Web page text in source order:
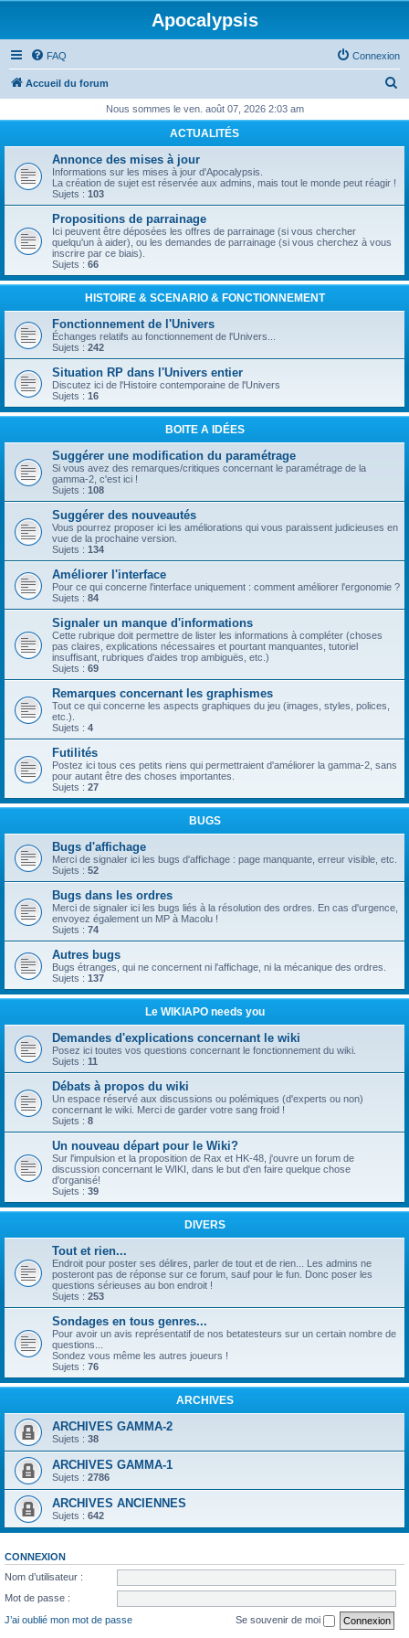
Apocalypsis
FAQ Connexion
Accueil du forum
h
r
Nous sommes le ven. août 07, 2026 2:03 am
ACTUALITÉS
Annonce des mises à jour
Informations sur les mises à jour d'Apocalypsis.
La création de sujet est réservée aux admins, mais tout le monde peut réagir !
Sujets : 103
Propositions de parrainage
Ici peuvent être déposées les offres de parrainage (si vous chercher
quelqu'un à aider), ou les demandes de parrainage (si vous cherchez à vous
inscrire par ce biais).
Sujets : 66
HISTOIRE & SCENARIO & FONCTIONNEMENT
Fonctionnement de l'Univers
Échanges relatifs au fonctionnement de l'Univers...
Sujets : 242
Situation RP dans l'Univers entier
Discutez ici de l'Histoire contemporaine de l'Univers
Sujets : 16
BOITE A IDÉES
Suggérer une modification du paramétrage
Si vous avez des remarques/critiques concernant le paramétrage de la
gamma-2, c'est ici !
Sujets : 108
Suggérer des nouveautés
Vous pourrez proposer ici les améliorations qui vous paraissent judicieuses en
vue de la prochaine version.
Sujets : 134
Améliorer l'interface
Pour ce qui concerne l'interface uniquement : comment améliorer l'ergonomie ?
Sujets : 84
Signaler un manque d'informations
Cette rubrique doit permettre de lister les informations à compléter (choses
pas claires, explications nécessaires et pourtant manquantes, tutoriel
insuffisant, rubriques d'aides trop ambiguës, etc.)
Sujets : 69
Remarques concernant les graphismes
Tout ce qui concerne les aspects graphiques du jeu (images, styles, polices,
etc.).
Sujets : 4
Futilités
Postez ici tous ces petits riens qui permettraient d'améliorer la gamma-2, sans
pour autant être des choses importantes.
Sujets : 27
BUGS
Bugs d'affichage
Merci de signaler ici les bugs d'affichage : page manquante, erreur visible, etc.
Sujets : 52
Bugs dans les ordres
Merci de signaler ici les bugs liés à la résolution des ordres. En cas d'urgence,
envoyez également un MP à Macolu !
Sujets : 74
Autres bugs
Bugs étranges, qui ne concernent ni l'affichage, ni la mécanique des ordres.
Sujets : 137
Le WIKIAPO needs you
Demandes d'explications concernant le wiki
Posez ici toutes vos questions concernant le fonctionnement du wiki.
Sujets : 11
Débats à propos du wiki
Un espace réservé aux discussions ou polémiques (d'experts ou non)
concernant le wiki. Merci de garder votre sang froid !
Sujets : 8
Un nouveau départ pour le Wiki?
Sur l'impulsion et la proposition de Rax et HK-48, j'ouvre un forum de
discussion concernant le WIKI, dans le but d'en faire quelque chose
d'organisé!
Sujets : 39
DIVERS
Tout et rien...
Endroit pour poster ses délires, parler de tout et de rien... Les admins ne
posteront pas de réponse sur ce forum, sauf pour le fun. Donc poser les
questions sérieuses au bon endroit !
Sujets : 253
Sondages en tous genres...
Pour avoir un avis représentatif de nos betatesteurs sur un certain nombre de
questions...
Sondez vous même les autres joueurs !
Sujets : 76
ARCHIVES
ARCHIVES GAMMA-2
Sujets : 38
ARCHIVES GAMMA-1
Sujets : 2786
ARCHIVES ANCIENNES
Sujets : 642
CONNEXION
Nom d’utilisateur :
Mot de passe :
J’ai oublié mon mot de passe
Se souvenir de moi